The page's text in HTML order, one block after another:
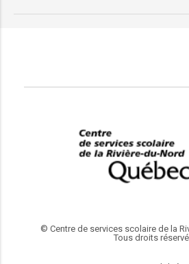
© Centre de services scolaire de la
Tous droits